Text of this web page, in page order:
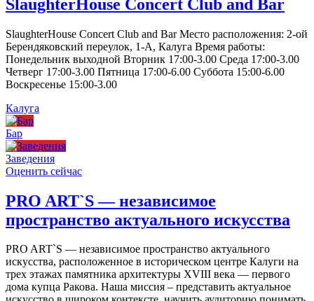
SlaughterHouse Concert Club and Bar
SlaughterHouse Concert Club and Bar Место расположения: 2-ой
Берендяковский переулок, 1-А, Калуга Время работы:
Понедельник выходной Вторник 17:00-3.00 Среда 17:00-3.00
Четверг 17:00-3.00 Пятница 17:00-6.00 Суббота 15:00-6.00
Воскресенье 15:00-3.00
Калуга
Бар
Заведения
Оценить сейчас
PRO ART`S — независимое
пространство актуального искусства
PRO ART`S — независимое пространство актуального
искусства, расположенное в историческом центре Калуги на
трех этажах памятника архитектуры XVIII века — первого
дома купца Ракова. Наша миссия – представить актуальное